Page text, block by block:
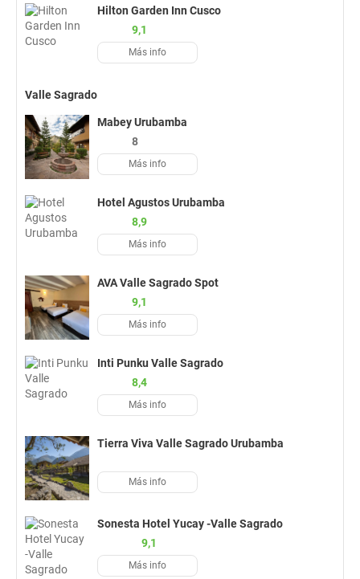
Hilton Garden Inn Cusco
9,1
Más info
Valle Sagrado
Mabey Urubamba
8
Más info
Hotel Agustos Urubamba
8,9
Más info
AVA Valle Sagrado Spot
9,1
Más info
Inti Punku Valle Sagrado
8,4
Más info
Tierra Viva Valle Sagrado Urubamba
Más info
Sonesta Hotel Yucay -Valle Sagrado
9,1
Más info